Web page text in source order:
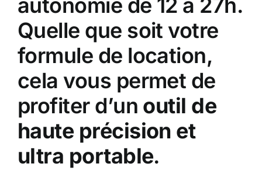
Quelle que soit votre
formule de location,
cela vous permet de
profiter d’un outil de
haute précision et
ultra portable.